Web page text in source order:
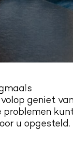
geniet
problemen
u opgesteld.